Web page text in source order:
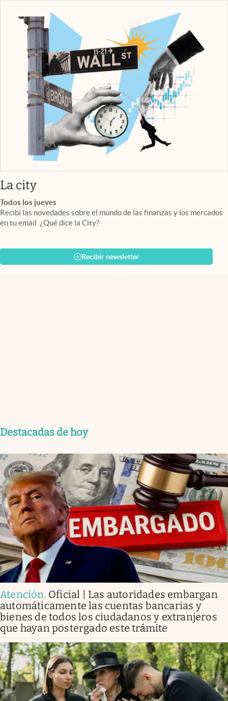
La cityabre en nueva pestaña
Todos los jueves
Recibí las novedades sobre el mundo de las finanzas y los mercados
en tu email. ¿Qué dice la City?
Recibir newsletter
Destacadas de hoy
Atención. Oficial | Las autoridades embargan
automáticamente las cuentas bancarias y
bienes de todos los ciudadanos y extranjeros
que hayan postergado este trámite